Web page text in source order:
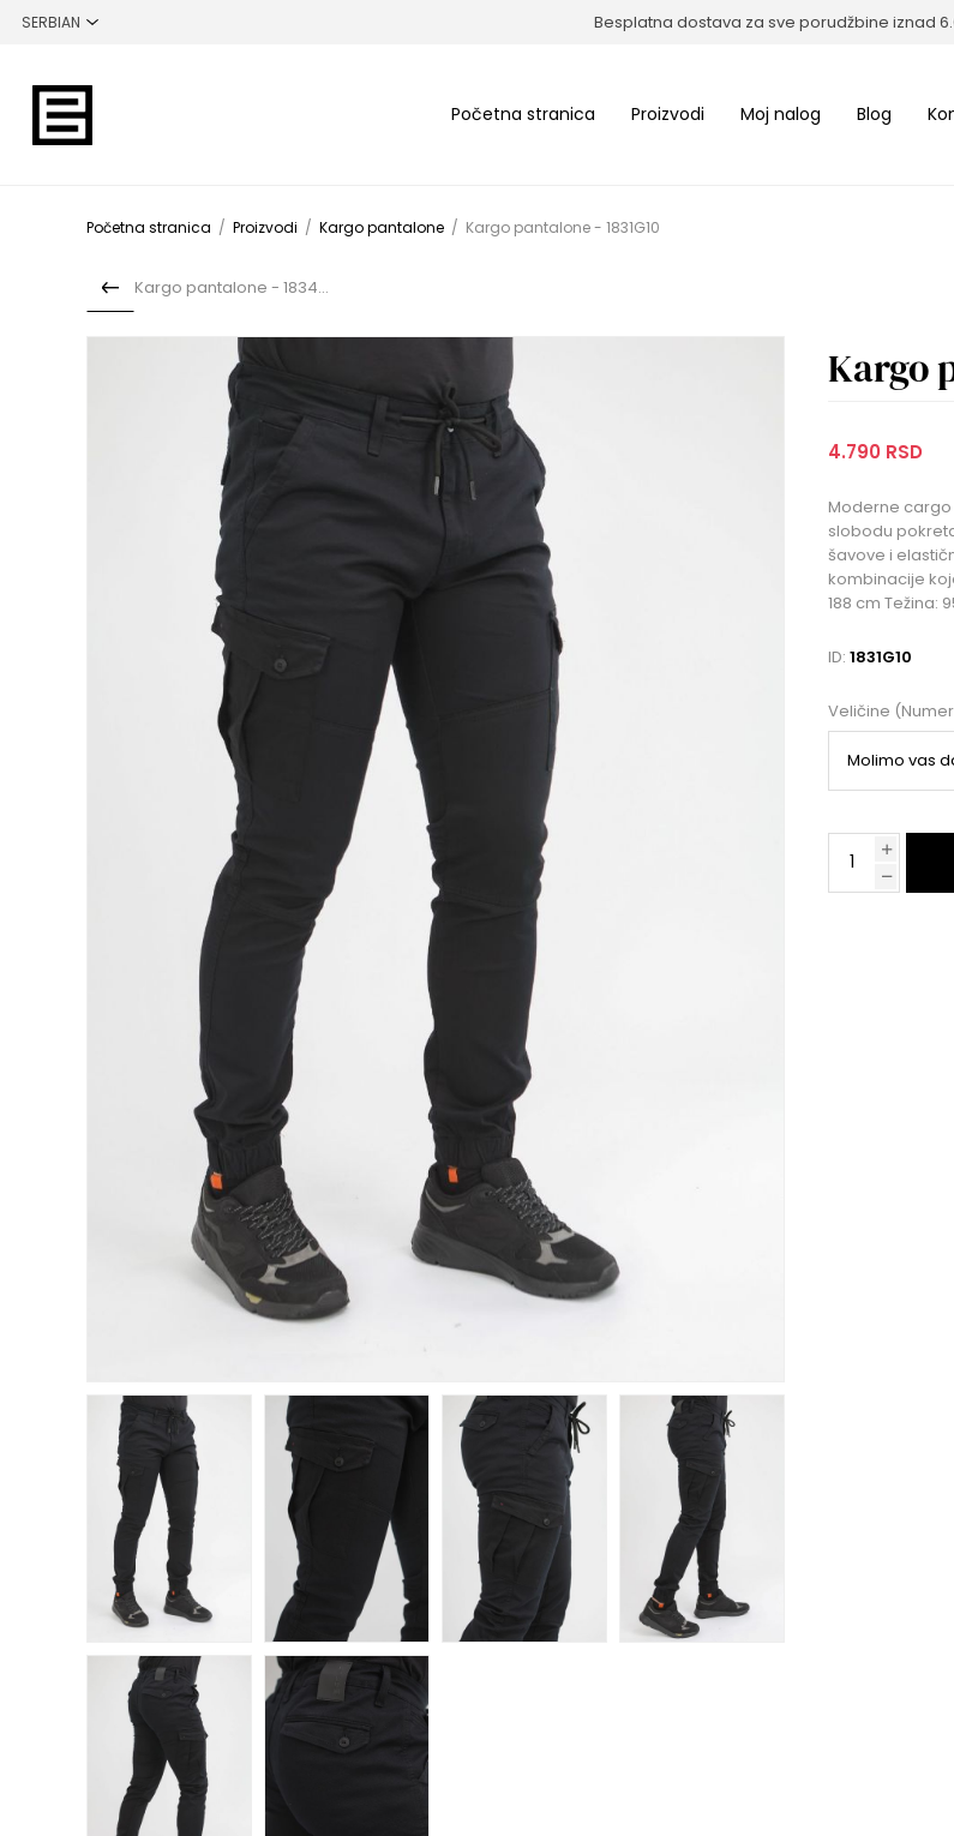
Besplatna dostava za sve porudžbine iznad
Početna stranica Proizvodi Moj nalog Blog
Početna stranica / Proizvodi / Kargo pantalone / Kargo pantalone - 1831G10
Kargo pantalone - 1834K10
Kargo
4.790 RSD
Moderne
slobodu
šavove i
kombinacije
188 cm Težina:
ID: 1831G10
Veličine